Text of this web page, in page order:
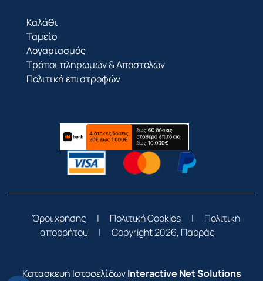
Καλάθι
Ταμείο
Λογαριασμός
Τρόποι πληρωμών & Αποστολών
Πολιτική επιστροφών
Όροι χρήσης | Πολιτική Cookies |
Πολιτική
απορρήτου
| Copyright 2026, Παρράς
Κατασκευή ΙστοσελίδωνInteractive Net Solutions